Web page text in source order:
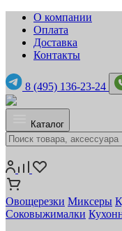
О компании
Оплата
Доставка
Контакты
8 (495) 136-23-24
Каталог
Овощерезки Миксеры
Соковыжималки